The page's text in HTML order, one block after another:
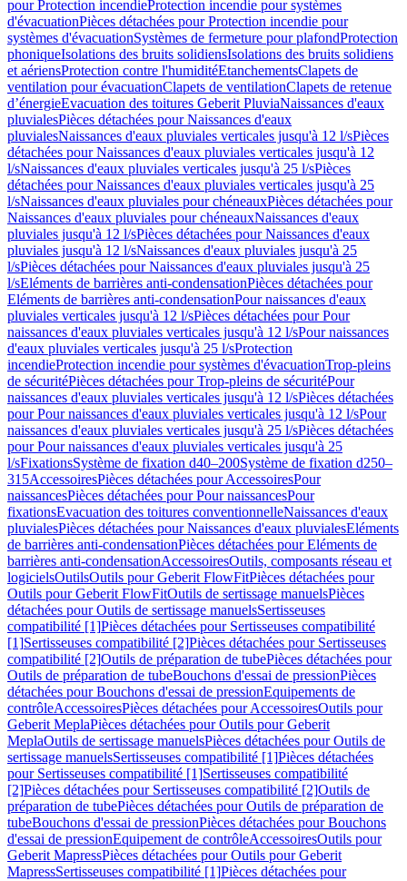
pour Protection incendieProtection incendie pour systèmes
d'évacuationPièces détachées pour Protection incendie pour
systèmes d'évacuationSystèmes de fermeture pour plafondProtection
phoniqueIsolations des bruits solidiensIsolations des bruits solidiens
et aériensProtection contre l'humiditéEtanchementsClapets de
ventilation pour évacuationClapets de ventilationClapets de retenue
d’énergieEvacuation des toitures Geberit PluviaNaissances d'eaux
pluvialesPièces détachées pour Naissances d'eaux
pluvialesNaissances d'eaux pluviales verticales jusqu'à 12 l/sPièces
détachées pour Naissances d'eaux pluviales verticales jusqu'à 12
l/sNaissances d'eaux pluviales verticales jusqu'à 25 l/sPièces
détachées pour Naissances d'eaux pluviales verticales jusqu'à 25
l/sNaissances d'eaux pluviales pour chéneauxPièces détachées pour
Naissances d'eaux pluviales pour chéneauxNaissances d'eaux
pluviales jusqu'à 12 l/sPièces détachées pour Naissances d'eaux
pluviales jusqu'à 12 l/sNaissances d'eaux pluviales jusqu'à 25
l/sPièces détachées pour Naissances d'eaux pluviales jusqu'à 25
l/sEléments de barrières anti-condensationPièces détachées pour
Eléments de barrières anti-condensationPour naissances d'eaux
pluviales verticales jusqu'à 12 l/sPièces détachées pour Pour
naissances d'eaux pluviales verticales jusqu'à 12 l/sPour naissances
d'eaux pluviales verticales jusqu'à 25 l/sProtection
incendieProtection incendie pour systèmes d'évacuationTrop-pleins
de sécuritéPièces détachées pour Trop-pleins de sécuritéPour
naissances d'eaux pluviales verticales jusqu'à 12 l/sPièces détachées
pour Pour naissances d'eaux pluviales verticales jusqu'à 12 l/sPour
naissances d'eaux pluviales verticales jusqu'à 25 l/sPièces détachées
pour Pour naissances d'eaux pluviales verticales jusqu'à 25
l/sFixationsSystème de fixation d40–200Système de fixation d250–
315AccessoiresPièces détachées pour AccessoiresPour
naissancesPièces détachées pour Pour naissancesPour
fixationsEvacuation des toitures conventionnelleNaissances d'eaux
pluvialesPièces détachées pour Naissances d'eaux pluvialesEléments
de barrières anti-condensationPièces détachées pour Eléments de
barrières anti-condensationAccessoiresOutils, composants réseau et
logicielsOutilsOutils pour Geberit FlowFitPièces détachées pour
Outils pour Geberit FlowFitOutils de sertissage manuelsPièces
détachées pour Outils de sertissage manuelsSertisseuses
compatibilité [1]Pièces détachées pour Sertisseuses compatibilité
[1]Sertisseuses compatibilité [2]Pièces détachées pour Sertisseuses
compatibilité [2]Outils de préparation de tubePièces détachées pour
Outils de préparation de tubeBouchons d'essai de pressionPièces
détachées pour Bouchons d'essai de pressionEquipements de
contrôleAccessoiresPièces détachées pour AccessoiresOutils pour
Geberit MeplaPièces détachées pour Outils pour Geberit
MeplaOutils de sertissage manuelsPièces détachées pour Outils de
sertissage manuelsSertisseuses compatibilité [1]Pièces détachées
pour Sertisseuses compatibilité [1]Sertisseuses compatibilité
[2]Pièces détachées pour Sertisseuses compatibilité [2]Outils de
préparation de tubePièces détachées pour Outils de préparation de
tubeBouchons d'essai de pressionPièces détachées pour Bouchons
d'essai de pressionEquipement de contrôleAccessoiresOutils pour
Geberit MapressPièces détachées pour Outils pour Geberit
MapressSertisseuses compatibilité [1]Pièces détachées pour